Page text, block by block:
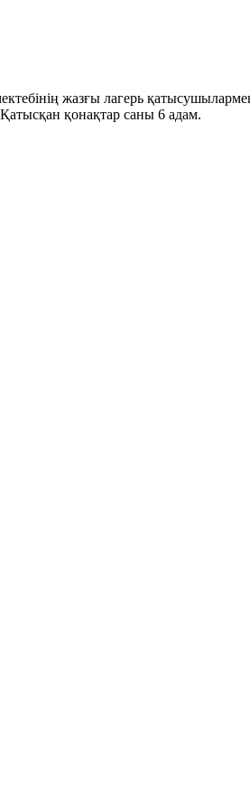
жазғы лагерь
қонақтар саны 6 адам.